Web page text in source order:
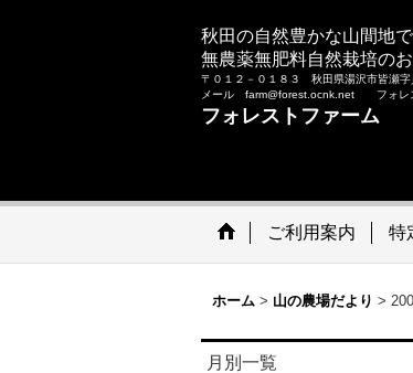
秋田の自然豊かな山間地
無農薬無肥料自然栽培の
〒０１２－０１８３ 秋田県湯沢市皆瀬
メール farm@forest.ocnk.net フォ
フォレストファーム
ご利用案内 特
ホーム > 山の農場だより >
月別一覧